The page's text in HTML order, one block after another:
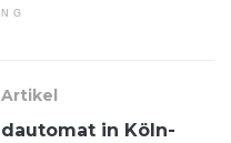
in Köln-